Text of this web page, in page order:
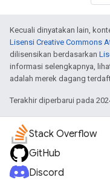
Kecuali dinyatakan lain,
Lisensi Creative Commons
dilisensikan berdasarkan
informasi selengkapnya,
adalah merek dagang
Terakhir diperbarui pada
Stack Overflow
GitHub
Discord